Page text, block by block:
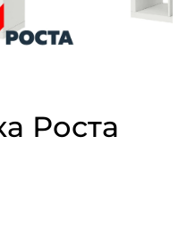
Роста